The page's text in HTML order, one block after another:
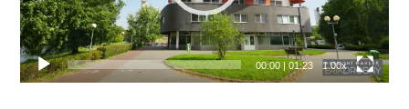
00:00|01:23 1.00x